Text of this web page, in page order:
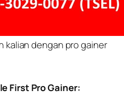
kalian dengan pro gainer
First Pro Gainer: